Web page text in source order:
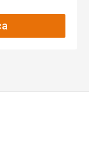
že ak sme boli
poobede s
nikto sa nás